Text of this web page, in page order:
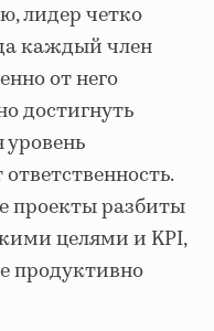
лидер четко
каждый член
от него
достигнуть
проекты разбиты
целями и KPI,
продуктивно